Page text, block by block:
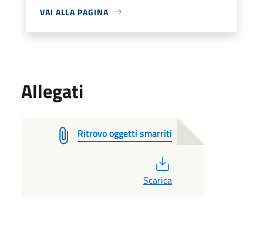
VAI ALLA PAGINA
Allegati
Ritrovo oggetti smarriti
Scarica